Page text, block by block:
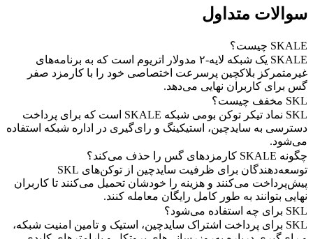
سوالات متداول
SKALE چیست؟
SKALE یک شبکه لایه-۲ مدولار اتریوم است که به برنامه‌های
غیرمتمرکز بلاکچین پرسرعت اختصاصی خود را با کارمزد صفر
گس برای کاربران نهایی می‌دهد.
SKL مخفف چیست؟
SKL نماد تیکر توکن بومی شبکه SKALE است که برای پرداخت
دسترسی به سایدچین، استیکینگ و رای‌گیری در اداره شبکه استفاده
می‌شود.
چگونه SKALE کارمزدهای گس را حذف می‌کند؟
توسعه‌دهندگان برای ظرفیت سایدچین از توکن‌های SKL
پیش‌پرداخت می‌کنند و هزینه را خودشان تحمیل می‌کنند تا کاربران
نهایی بتوانند به طور کامل رایگان معامله کنند.
SKL برای چه استفاده می‌شود؟
SKL برای پرداخت اشتراک سایدچین، استیک و تامین امنیت شبکه،